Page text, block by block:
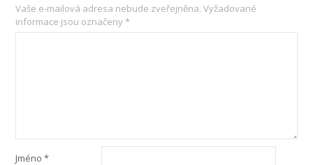
Vaše e-mailová adresa nebude zveřejněna. Vyžadované
informace jsou označeny*
Jméno*